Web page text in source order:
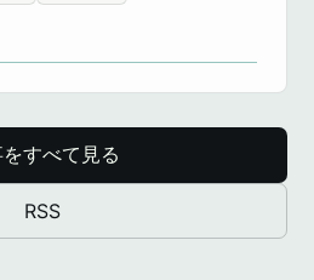
すべて見る
RSS